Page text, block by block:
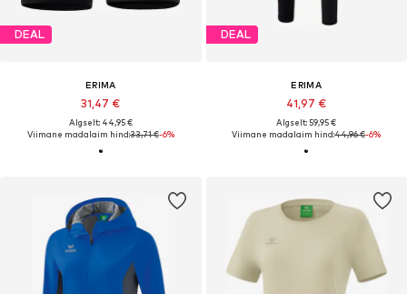
DEAL
ERIMA
31,47 €
Algselt: 44,95 €
Viimane madalaim hind:33,71 €-6%
DEAL
ERIMA
41,97 €
Algselt: 59,95 €
Viimane madalaim hind:44,96 €-6%